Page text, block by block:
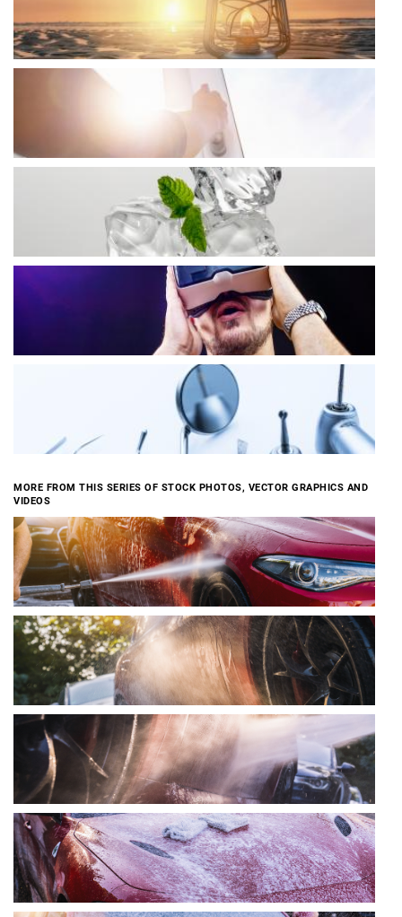
MORE FROM THIS SERIES OF STOCK PHOTOS, VECTOR GRAPHICS AND
VIDEOS